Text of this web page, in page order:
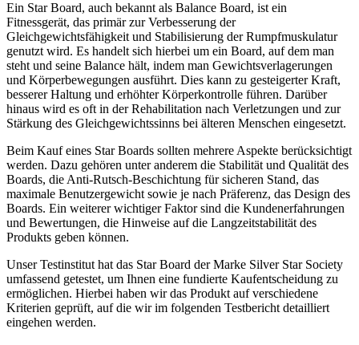
Ein Star Board, auch bekannt als Balance Board, ist ein
Fitnessgerät, das primär zur Verbesserung der
Gleichgewichtsfähigkeit und Stabilisierung der Rumpfmuskulatur
genutzt wird. Es handelt sich hierbei um ein Board, auf dem man
steht und seine Balance hält, indem man Gewichtsverlagerungen
und Körperbewegungen ausführt. Dies kann zu gesteigerter Kraft,
besserer Haltung und erhöhter Körperkontrolle führen. Darüber
hinaus wird es oft in der Rehabilitation nach Verletzungen und zur
Stärkung des Gleichgewichtssinns bei älteren Menschen eingesetzt.
Beim Kauf eines Star Boards sollten mehrere Aspekte berücksichtigt
werden. Dazu gehören unter anderem die Stabilität und Qualität des
Boards, die Anti-Rutsch-Beschichtung für sicheren Stand, das
maximale Benutzergewicht sowie je nach Präferenz, das Design des
Boards. Ein weiterer wichtiger Faktor sind die Kundenerfahrungen
und Bewertungen, die Hinweise auf die Langzeitstabilität des
Produkts geben können.
Unser Testinstitut hat das Star Board der Marke Silver Star Society
umfassend getestet, um Ihnen eine fundierte Kaufentscheidung zu
ermöglichen. Hierbei haben wir das Produkt auf verschiedene
Kriterien geprüft, auf die wir im folgenden Testbericht detailliert
eingehen werden.